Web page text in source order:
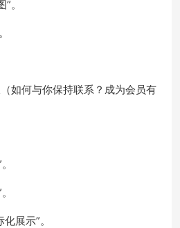
。
如何与你保持联系？成为会员有
展示”。